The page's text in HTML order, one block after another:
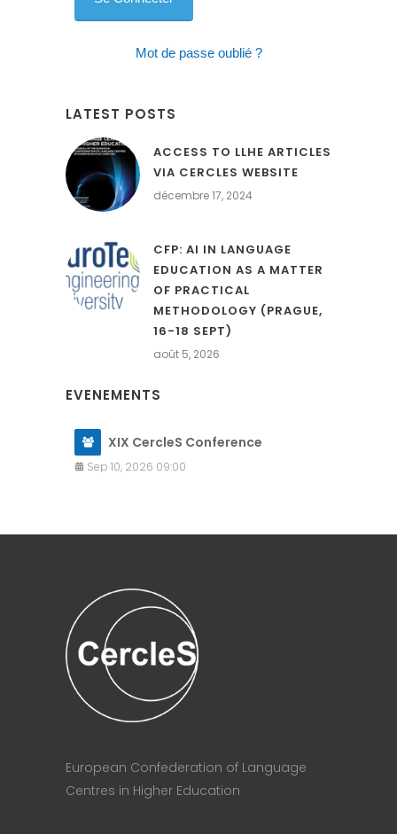
Mot de passe oublié ?
LATEST POSTS
ACCESS TO LLHE ARTICLES
VIA CERCLES WEBSITE
décembre 17, 2024
CFP: AI IN LANGUAGE
EDUCATION AS A MATTER
OF PRACTICAL
METHODOLOGY (PRAGUE,
16-18 SEPT)
août 5, 2026
EVENEMENTS
XIX CercleS Conference
Sep 10, 2026 09:00
European Confederation of Language
Centres in Higher Education